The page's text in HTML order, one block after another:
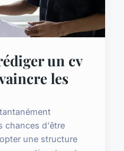
un cv
les
chances d'être
une structure